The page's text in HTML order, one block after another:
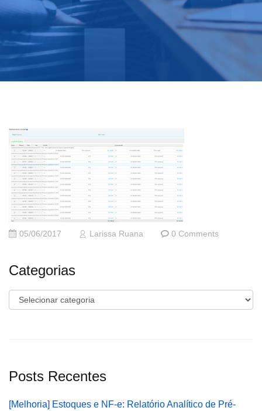
05/06/2017 Larissa Ruana 0 Comments
Categorias
Categorias
Posts Recentes
[Melhoria] Estoques e NF-e: Relatório Analítico de Pré-